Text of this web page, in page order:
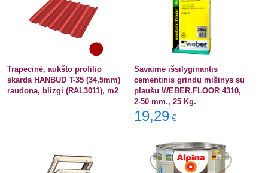
Trapecinė, aukšto profilio
skarda HANBUD T-35 (34,5mm)
raudona, blizgi (RAL3011), m2
Savaime išsilyginantis
cementinis grindų mišinys su
plaušu WEBER.FLOOR 4310,
2-50 mm., 25 Kg.
19,29 €